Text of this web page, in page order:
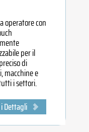
operatore con
per il
di
macchine e
i settori.
Dettagli